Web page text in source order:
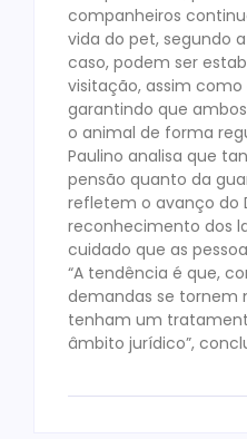
companheiros
vida do pet, segundo
caso, podem ser
visitação, assim
garantindo que
o animal de forma
Paulino analisa que
pensão quanto da
refletem o avanço do
reconhecimento dos
cuidado que as
“A tendência é que,
demandas se tornem
tenham um
âmbito jurídico”,